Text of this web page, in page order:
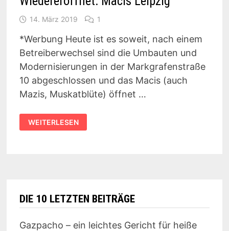
14. März 2019 1
*Werbung Heute ist es soweit, nach einem
Betreiberwechsel sind die Umbauten und
Modernisierungen in der Markgrafenstraße
10 abgeschlossen und das Macis (auch
Mazis, Muskatblüte) öffnet …
WIEDERERÖFFNET:
MACIS
LEIPZIG
WEITERLESEN
DIE 10 LETZTEN BEITRÄGE
Gazpacho – ein leichtes Gericht für heiße